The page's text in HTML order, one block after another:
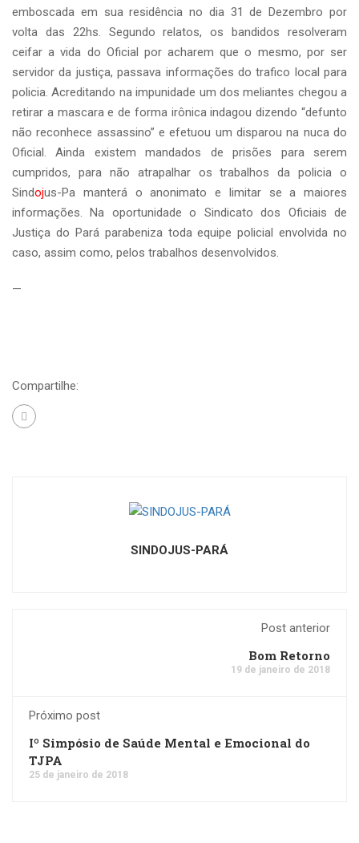
emboscada em sua residência no dia 31 de Dezembro por
volta das 22hs. Segundo relatos, os bandidos resolveram
ceifar a vida do Oficial por acharem que o mesmo, por ser
servidor da justiça, passava informações do trafico local para
policia. Acreditando na impunidade um dos meliantes chegou a
retirar a mascara e de forma irônica indagou dizendo “defunto
não reconhece assassino” e efetuou um disparou na nuca do
Oficial. Ainda existem mandados de prisões para serem
cumpridos, para não atrapalhar os trabalhos da policia o
Sindojus-Pa manterá o anonimato e limitar se a maiores
informações. Na oportunidade o Sindicato dos Oficiais de
Justiça do Pará parabeniza toda equipe policial envolvida no
caso, assim como, pelos trabalhos desenvolvidos.
—
Compartilhe:
SINDOJUS-PARÁ
Post anterior
Bom Retorno
19 de janeiro de 2018
Próximo post
Iº Simpósio de Saúde Mental e Emocional do
TJPA
25 de janeiro de 2018